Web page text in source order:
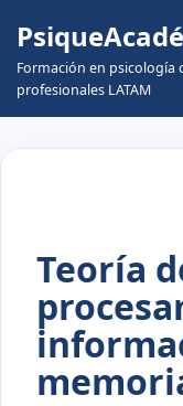
Skip
to
content
Formación en psicología
profesionales LATAM
Teoría